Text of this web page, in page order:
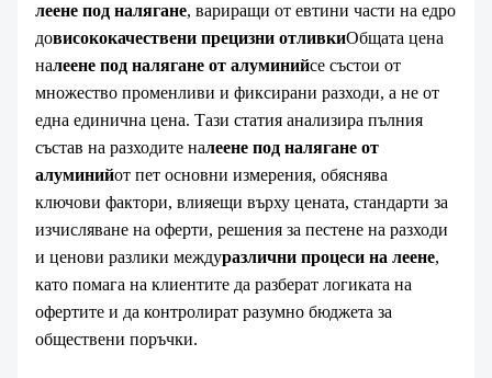
леене под налягане, вариращи от евтини части на едро
довисококачествени прецизни отливкиОбщата цена
налеене под налягане от алуминийсе състои от
множество променливи и фиксирани разходи, а не от
една единична цена. Тази статия анализира пълния
състав на разходите налеене под налягане от
алуминийот пет основни измерения, обяснява
ключови фактори, влияещи върху цената, стандарти за
изчисляване на оферти, решения за пестене на разходи
и ценови разлики междуразлични процеси на леене,
като помага на клиентите да разберат логиката на
офертите и да контролират разумно бюджета за
обществени поръчки.